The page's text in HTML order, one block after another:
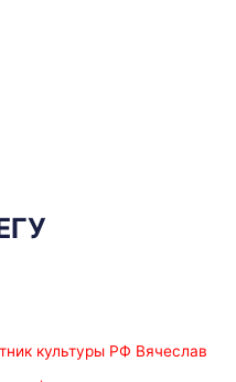
культуры РФ Вячеслав